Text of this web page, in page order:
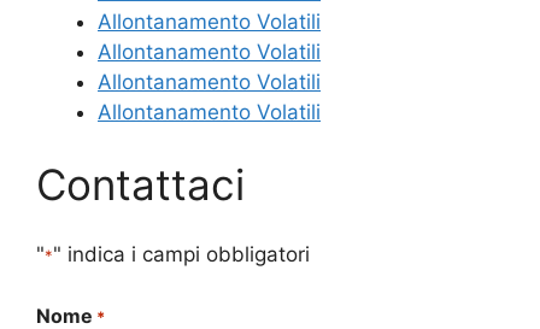
Allontanamento Volatili
Allontanamento Volatili
Allontanamento Volatili
Allontanamento Volatili
Contattaci
"*" indica i campi obbligatori
Nome *